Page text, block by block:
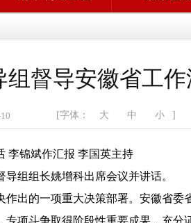
督导安徽省工
[字体： 大 中 小 ]
李锦斌作汇报 李国英主持
组组长姚增科出席会议并讲话。
的一项重大决策部署。安徽省委
项斗争取得阶段性重要成果，充